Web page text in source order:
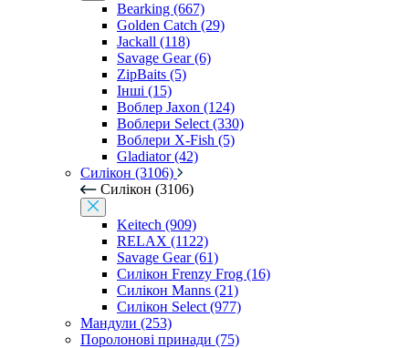
Bearking (667)
Golden Catch (29)
Jackall (118)
Savage Gear (6)
ZipBaits (5)
Інші (15)
Воблер Jaxon (124)
Воблери Select (330)
Воблери X-Fish (5)
Gladiator (42)
Силікон (3106)
Силікон (3106)
Keitech (909)
RELAX (1122)
Savage Gear (61)
Силікон Frenzy Frog (16)
Силікон Manns (21)
Силікон Select (977)
Мандули (253)
Поролонові принади (75)